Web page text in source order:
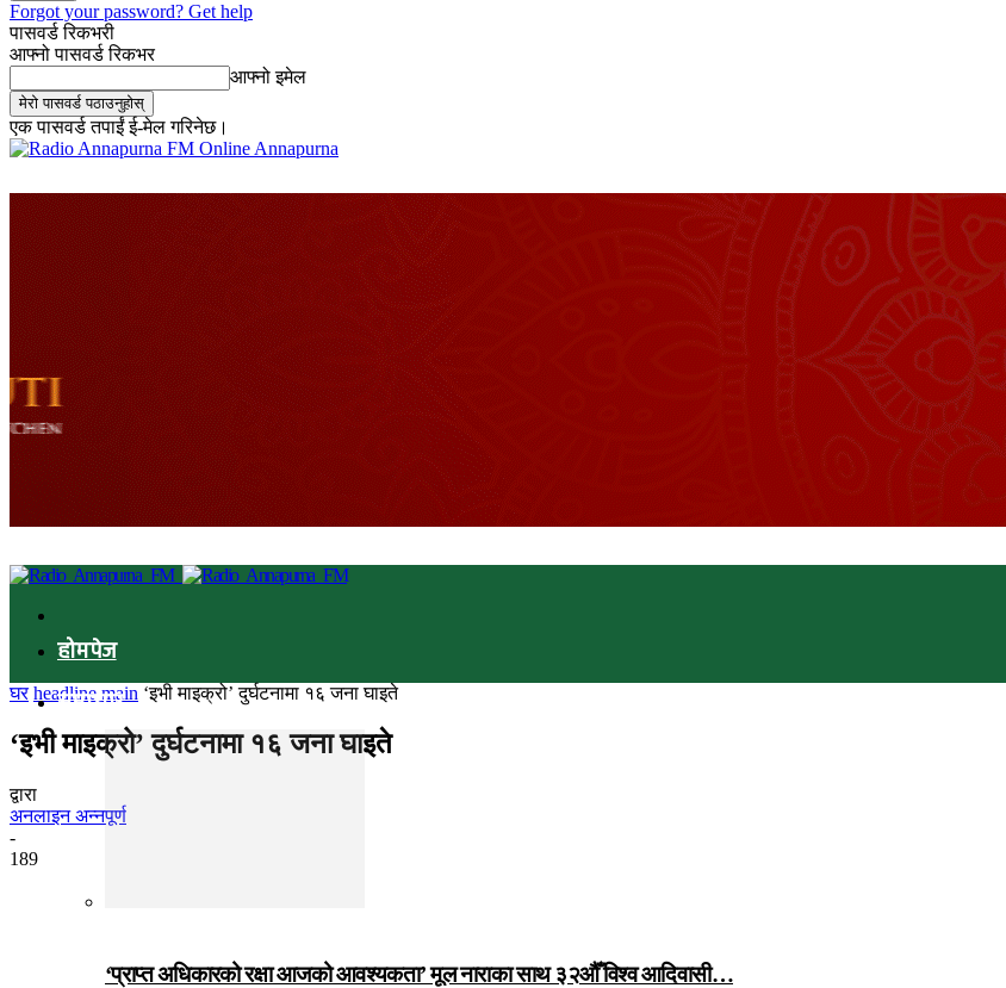
Forgot your password? Get help
पासवर्ड रिकभरी
आफ्नो पासवर्ड रिकभर
आफ्नो इमेल
एक पासवर्ड तपाईं ई-मेल गरिनेछ।
Online Annapurna
होमपेज
समाचार
‘प्राप्त अधिकारको रक्षा आजको आवश्यकता’ मूल नाराका साथ ३२औँ विश्व आदिवासी…
घर headline main ‘इभी माइक्रो’ दुर्घटनामा १६ जना घाइते
‘इभी माइक्रो’ दुर्घटनामा १६ जना घाइते
द्वारा
अनलाइन अन्नपूर्ण
-
189